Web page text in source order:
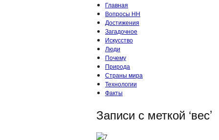
Главная
Вопросы HH
Достижения
Загадочное
Искусство
Люди
Почему
Природа
Страны мира
Технологии
Факты
Записи с меткой ‘вес’